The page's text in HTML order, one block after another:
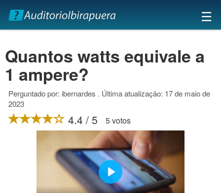
×
☰
Quantos watts equivale a
1 ampere?
Perguntado por: ibernardes . Última atualização: 17 de maio de
2023
4.4 / 5 5 votos
Play